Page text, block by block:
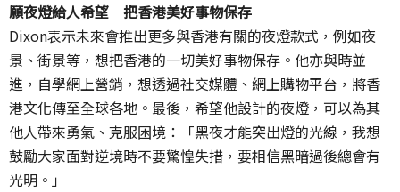
願夜燈給人希望 把香港美好事物保存
Dixon表示未來會推出更多與香港有關的夜燈款式，例如夜
景、街景等，想把香港的一切美好事物保存。他亦與時並
進，自學網上營銷，想透過社交媒體、網上購物平台，將香
港文化傳至全球各地。最後，希望他設計的夜燈，可以為其
他人帶來勇氣、克服困境：「黑夜才能突出燈的光線，我想
鼓勵大家面對逆境時不要驚惶失措，要相信黑暗過後總會有
光明。」